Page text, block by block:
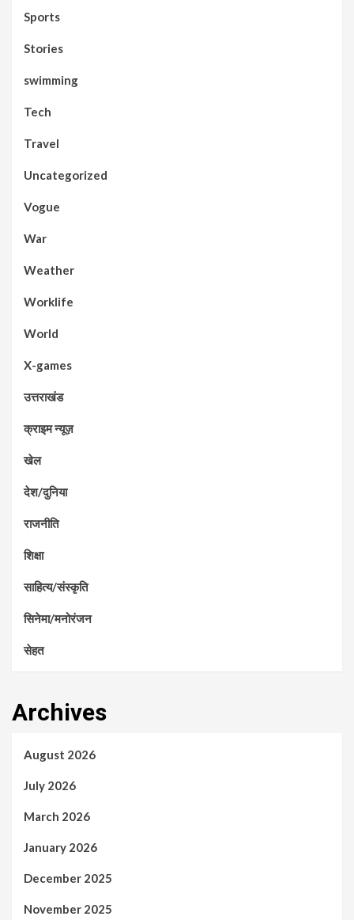
Sports
Stories
swimming
Tech
Travel
Uncategorized
Vogue
War
Weather
Worklife
World
X-games
उत्तराखंड
क्राइम न्यूज़
खेल
देश/दुनिया
राजनीति
शिक्षा
साहित्य/संस्कृति
सिनेमा/मनोरंजन
सेहत
Archives
August 2026
July 2026
March 2026
January 2026
December 2025
November 2025